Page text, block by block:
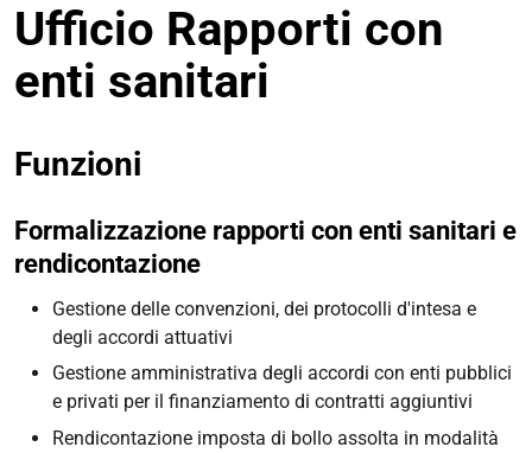
Ufficio Rapporti con
enti sanitari
Funzioni
Formalizzazione rapporti con enti sanitari e
rendicontazione
Gestione delle convenzioni, dei protocolli d'intesa e
degli accordi attuativi
Gestione amministrativa degli accordi con enti pubblici
e privati per il finanziamento di contratti aggiuntivi
Rendicontazione imposta di bollo assolta in modalità